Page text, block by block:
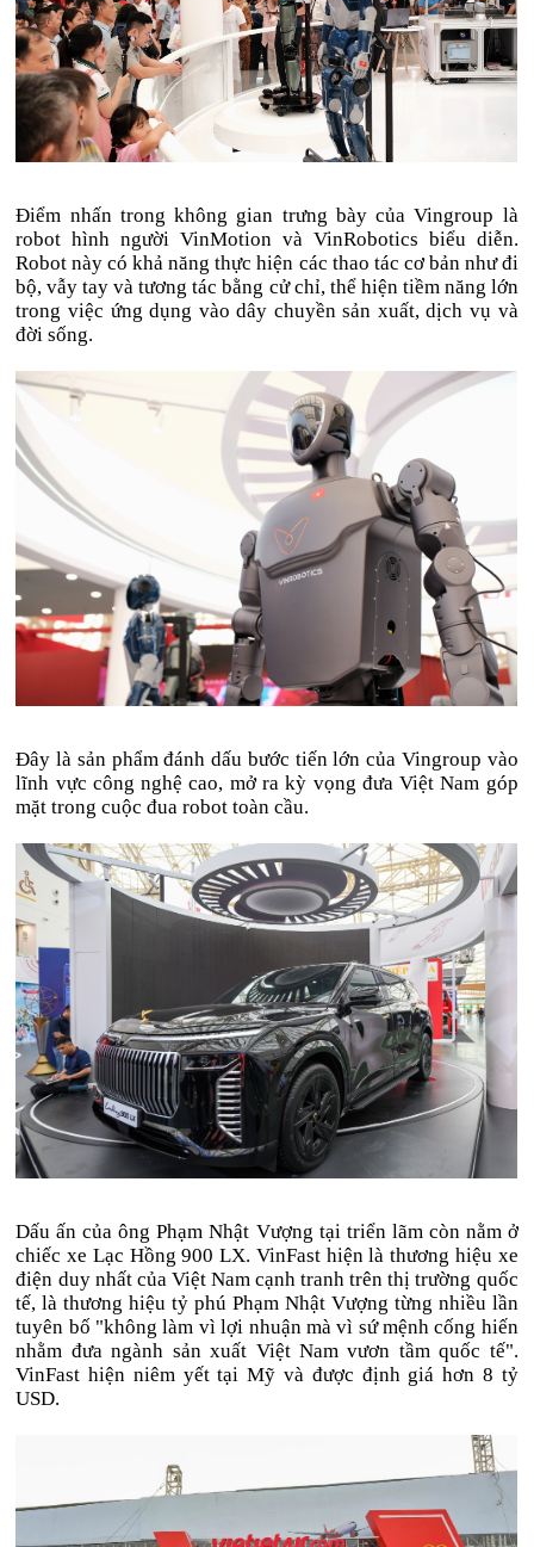
Điểm nhấn trong không gian trưng bày của Vingroup là
robot hình người VinMotion và VinRobotics biểu diễn.
Robot này có khả năng thực hiện các thao tác cơ bản như đi
bộ, vẫy tay và tương tác bằng cử chỉ, thể hiện tiềm năng lớn
trong việc ứng dụng vào dây chuyền sản xuất, dịch vụ và
đời sống.
Đây là sản phẩm đánh dấu bước tiến lớn của Vingroup vào
lĩnh vực công nghệ cao, mở ra kỳ vọng đưa Việt Nam góp
mặt trong cuộc đua robot toàn cầu.
Dấu ấn của ông Phạm Nhật Vượng tại triển lãm còn nằm ở
chiếc xe Lạc Hồng 900 LX. VinFast hiện là thương hiệu xe
điện duy nhất của Việt Nam cạnh tranh trên thị trường quốc
tế, là thương hiệu tỷ phú Phạm Nhật Vượng từng nhiều lần
tuyên bố "không làm vì lợi nhuận mà vì sứ mệnh cống hiến
nhằm đưa ngành sản xuất Việt Nam vươn tầm quốc tế".
VinFast hiện niêm yết tại Mỹ và được định giá hơn 8 tỷ
USD.